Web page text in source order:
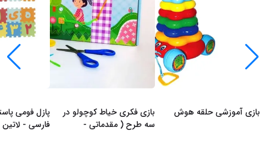
بازی آموزشی حلقه هوش
بازی فکری خیاط کوچولو در
سه طرح ( مقدماتی -
پازل فومی
فارسی -